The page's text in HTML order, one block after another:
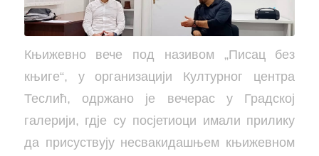
Књижевно вече под називом „Писац без
књиге“, у организацији Културног центра
Теслић, одржано је вечерас у Градској
галерији, гдје су посјетиоци имали прилику
да присуствују несвакидашњем књижевном